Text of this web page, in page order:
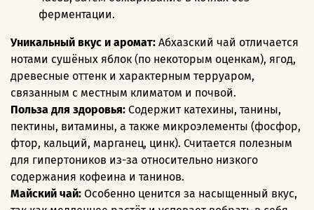
ферментации.
Уникальный вкус и аромат: Абхазский чай отличается
нотами сушёных яблок (по некоторым оценкам), ягод,
древесные оттенк и характерным терруаром,
связанным с местным климатом и почвой.
Польза для здоровья: Содержит катехины, танины,
пектины, витамины, а также микроэлементы (фосфор,
фтор, кальций, марганец, цинк). Считается полезным
для гипертоников из-за относительно низкого
содержания кофеина и танинов.
Майский чай: Особенно ценится за насыщенный вкус,